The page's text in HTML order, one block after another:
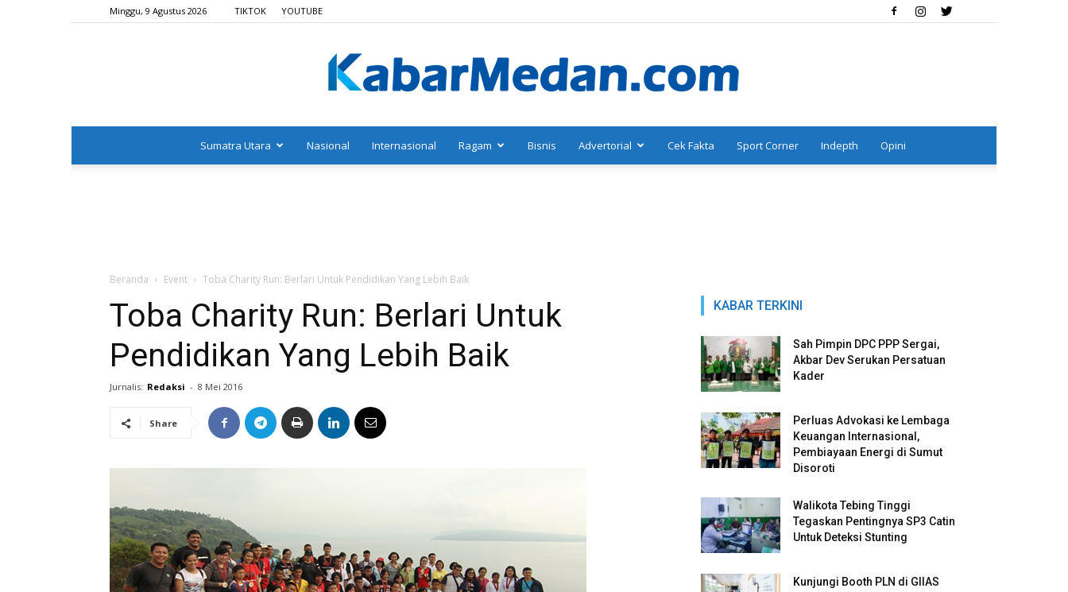
Minggu, 9 Agustus 2026 TIKTOK YOUTUBE
Sumatra Utara Nasional Internasional Ragam Bisnis Advertorial Cek Fakta Sport Corner Indepth Opini
Beranda Event Toba Charity Run: Berlari Untuk Pendidikan Yang Lebih Baik
Toba Charity Run: Berlari Untuk
Pendidikan Yang Lebih Baik
Jurnalis: Redaksi - 8 Mei 2016
Share
KABAR TERKINI
Sah Pimpin DPC PPP Sergai,
Akbar Dev Serukan Persatuan
Kader
Perluas Advokasi ke Lembaga
Keuangan Internasional,
Pembiayaan Energi di Sumut
Disoroti
Walikota Tebing Tinggi
Tegaskan Pentingnya SP3 Catin
Untuk Deteksi Stunting
Kunjungi Booth PLN di GIIAS